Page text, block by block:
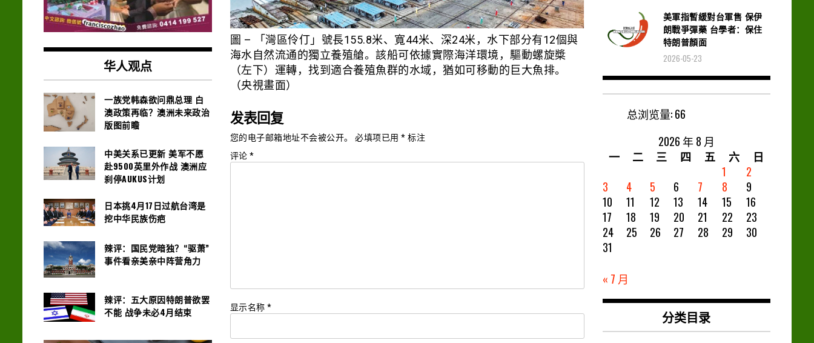
圖 – 「灣區伶仃」號長155.8米、寬44米、深24米，水下部分有12個與
海水自然流通的獨立養殖艙。該船可依據實際海洋環境，驅動螺旋槳
（左下）運轉，找到適合養殖魚群的水域，猶如可移動的巨大魚排。
（央視畫面）
发表回复
您的电子邮箱地址不会被公开。 必填项已用 * 标注
评论 *
显示名称 *
华人观点
一族党韩森欲问鼎总理 白
澳政策再临？澳洲未来政治
版图前瞻
中美关系已更新 美军不愿
赴9500英里外作战 澳洲应
刹停AUKUS计划
日本挑4月17日过航台湾是
挖中华民族伤疤
辣评：国民党暗独？“驱萧”
事件看亲美亲中阵营角力
辣评：五大原因特朗普欲罢
不能 战争未必4月结束
美軍指暫緩對台軍售 保伊
朗戰爭彈藥 台學者：保住
特朗普顏面
2026-05-23
总浏览量:66
2026 年 8 月
一
二 三 四 五 六
日
1
2
3
4 5 6 7 8
9
10
11 12 13 14 15
16
17
18 19 20 21 22
23
24
25 26 27 28 29
30
31
« 7 月
分类目录